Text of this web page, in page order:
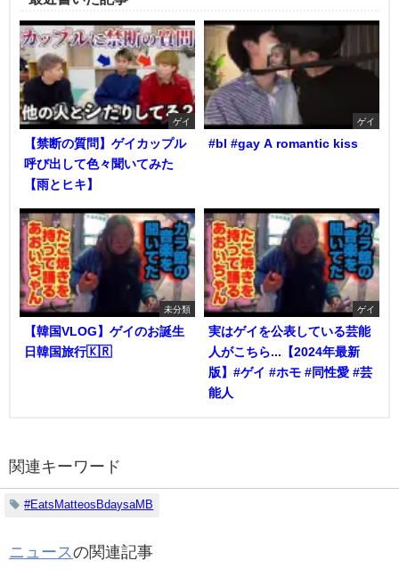
ゲイ
【禁断の質問】ゲイカップル
呼び出して色々聞いてみた
【雨とヒキ】
ゲイ
#bl #gay A romantic kiss
未分類
【韓国VLOG】ゲイのお誕生
日韓国旅行🇰🇷
ゲイ
実はゲイを公表している芸能
人がこちら...【2024年最新
版】#ゲイ #ホモ #同性愛 #芸
能人
関連キーワード
#EatsMatteosBdaysaMB
ニュースの関連記事